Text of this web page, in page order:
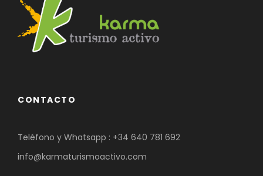
CONTACTO
Teléfono y Whatsapp : +34 640 781 692
info@karmaturismoactivo.com